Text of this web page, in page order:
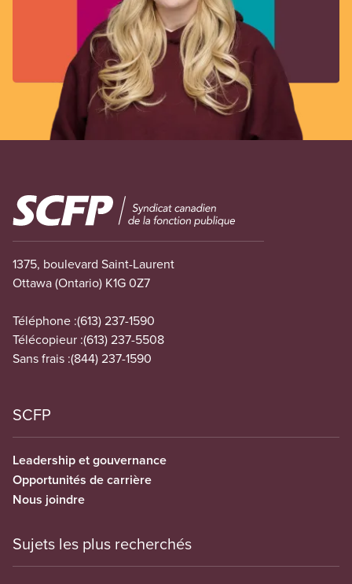
Image
1375, boulevard Saint-Laurent
Ottawa (Ontario) K1G 0Z7
Téléphone :(613) 237-1590
Télécopieur :(613) 237-5508
Sans frais :(844) 237-1590
SCFP
Leadership et gouvernance
Opportunités de carrière
Nous joindre
Sujets les plus recherchés